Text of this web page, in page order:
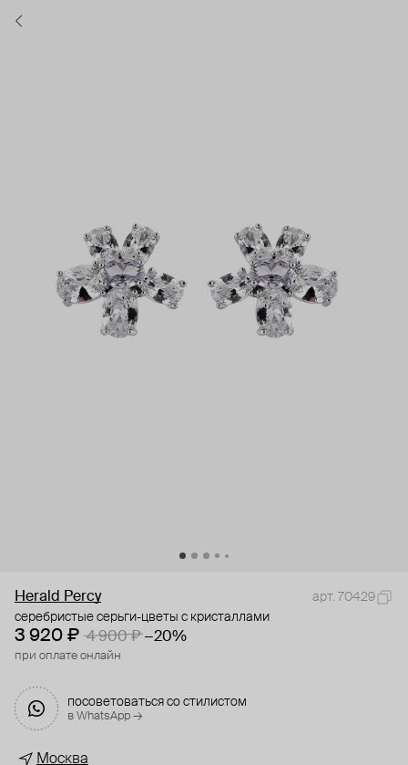
Herald Percy
арт. 70429
серебристые серьги-цветы с кристаллами
3 920 ₽ 4 900 ₽ −20%
при оплате онлайн
посоветоваться со стилистом
в WhatsApp →
Москва